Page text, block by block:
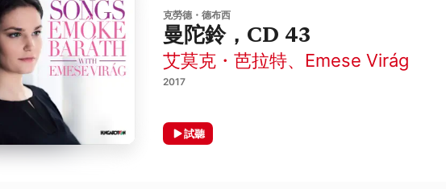
克勞德・德布西
曼陀鈴，CD 43
艾莫克・芭拉特、 Emese Virág
2017
試聽